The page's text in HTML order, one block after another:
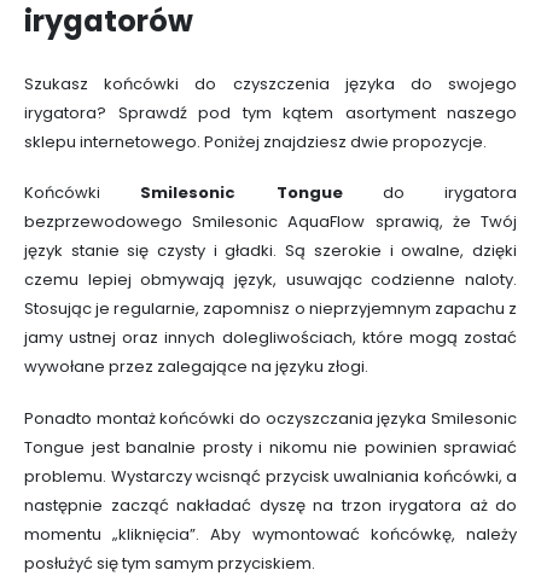
irygatorów
Szukasz końcówki do czyszczenia języka do swojego
irygatora? Sprawdź pod tym kątem asortyment naszego
sklepu internetowego. Poniżej znajdziesz dwie propozycje.
Końcówki Smilesonic Tonguedo irygatora
bezprzewodowego Smilesonic AquaFlow sprawią, że Twój
język stanie się czysty i gładki. Są szerokie i owalne, dzięki
czemu lepiej obmywają język, usuwając codzienne naloty.
Stosując je regularnie, zapomnisz o nieprzyjemnym zapachu z
jamy ustnej oraz innych dolegliwościach, które mogą zostać
wywołane przez zalegające na języku złogi.
Ponadto montaż końcówki do oczyszczania języka Smilesonic
Tongue jest banalnie prosty i nikomu nie powinien sprawiać
problemu. Wystarczy wcisnąć przycisk uwalniania końcówki, a
następnie zacząć nakładać dyszę na trzon irygatora aż do
momentu „kliknięcia”. Aby wymontować końcówkę, należy
posłużyć się tym samym przyciskiem.